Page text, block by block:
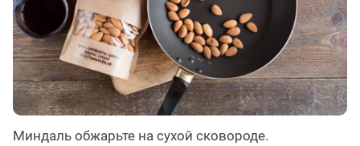
Миндаль обжарьте на сухой сковороде.